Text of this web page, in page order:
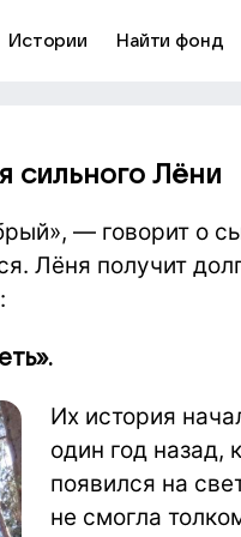
Истории Найти фонд
сильного Лёни
— говорит о
Лёня получит
Их история
один год назад,
появился на
не смогла